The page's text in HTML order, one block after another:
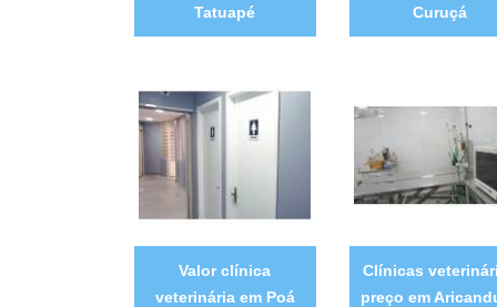
Tatuapé
Curuçá
Valor clínica
veterinária em Poá
Clínicas
preço em